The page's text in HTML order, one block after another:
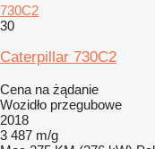
730C2
30
Caterpillar 730C2
Cena na żądanie
Wozidło przegubowe
2018
3 487 m/g